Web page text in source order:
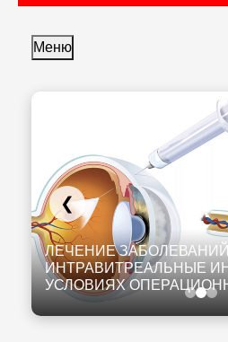
Меню
ЛЕЧЕНИЕ
ИНТРАВИТРЕАЛЬНЫЕ
УСЛОВИЯХ
❮